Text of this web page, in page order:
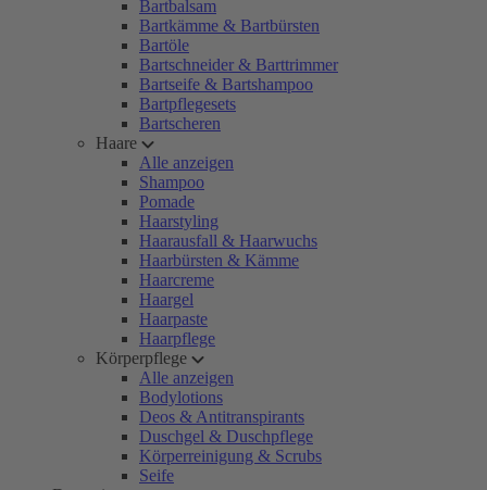
Bartbalsam
Bartkämme & Bartbürsten
Bartöle
Bartschneider & Barttrimmer
Bartseife & Bartshampoo
Bartpflegesets
Bartscheren
Haare
Alle anzeigen
Shampoo
Pomade
Haarstyling
Haarausfall & Haarwuchs
Haarbürsten & Kämme
Haarcreme
Haargel
Haarpaste
Haarpflege
Körperpflege
Alle anzeigen
Bodylotions
Deos & Antitranspirants
Duschgel & Duschpflege
Körperreinigung & Scrubs
Seife